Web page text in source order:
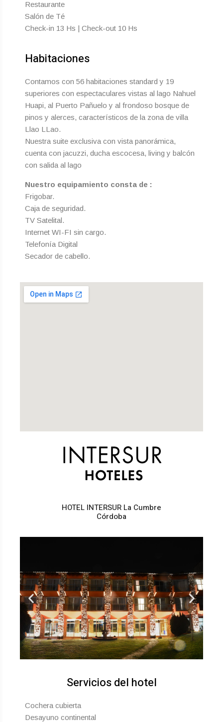
Restaurante
Salón de Té
Check-in 13 Hs | Check-out 10 Hs
Habitaciones
Contamos con 56 habitaciones standard y 19
superiores con espectaculares vistas al lago Nahuel
Huapi, al Puerto Pañuelo y al frondoso bosque de
pinos y alerces, característicos de la zona de villa
Llao LLao.
Nuestra suite exclusiva con vista panorámica,
cuenta con jacuzzi, ducha escocesa, living y balcón
con salida al lago
Nuestro equipamiento consta de :
Frigobar.
Caja de seguridad.
TV Satelital.
Internet WI-FI sin cargo.
Telefonía Digital
Secador de cabello.
HOTEL INTERSUR La Cumbre
Córdoba
Servicios del hotel
Cochera cubierta
Desayuno continental